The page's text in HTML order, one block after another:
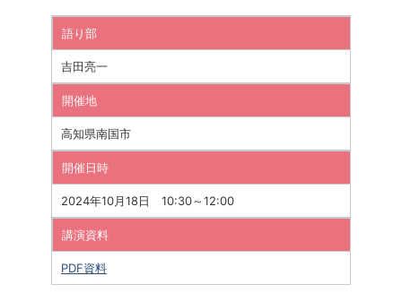
語り部
吉田亮一
開催地
高知県南国市
開催日時
2024年10月18日 10:30～12:00
講演資料
PDF資料